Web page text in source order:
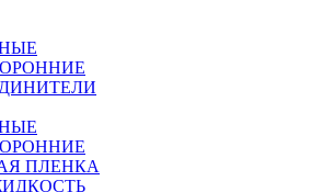
ПЛЕНКА